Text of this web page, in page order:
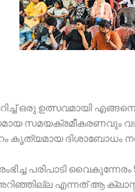
ഒരു ഉത്സവമായി എങ്ങനെ
സമയക്രമീകരണവും
കൃത്യമായ ദിശാബോധം
പരിപാടി
എന്നത് ആ